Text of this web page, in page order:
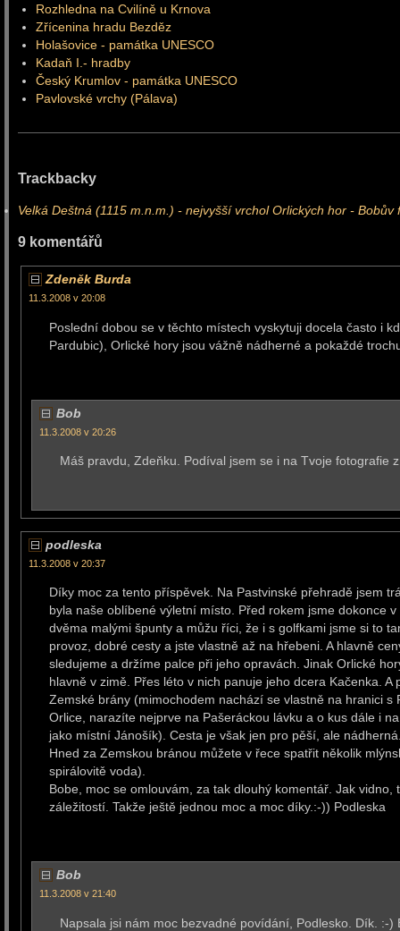
Rozhledna na Cvilíně u Krnova
Zřícenina hradu Bezděz
Holašovice - památka UNESCO
Kadaň I.- hradby
Český Krumlov - památka UNESCO
Pavlovské vrchy (Pálava)
Trackbacky
Velká Deštná (1115 m.n.m.) - nejvyšší vrchol Orlických hor - Bobův
9 komentářů
Zdeněk Burda
11.3.2008 v 20:08
Poslední dobou se v těchto místech vyskytuji docela často i
Pardubic), Orlické hory jsou vážně nádherné a pokaždé
Bob
11.3.2008 v 20:26
Máš pravdu, Zdeňku. Podíval jsem se i na Tvoje fotografie
podleska
11.3.2008 v 20:37
Díky moc za tento příspěvek. Na Pastvinské přehradě jsem
byla naše oblíbené výletní místo. Před rokem jsme dokonce
dvěma malými špunty a můžu říci, že i s golfkami jsme si to
provoz, dobré cesty a jste vlastně až na hřebeni. A hlavně
sledujeme a držíme palce při jeho opravách. Jinak Orlické
hlavně v zimě. Přes léto v nich panuje jeho dcera Kačenka.
Zemské brány (mimochodem nachází se vlastně na hranici
Orlice, narazíte nejprve na Pašeráckou lávku a o kus dále i
jako místní Jánošík). Cesta je však jen pro pěší, ale
Hned za Zemskou bránou můžete v řece spatřit několik
spirálovitě voda).
Bobe, moc se omlouvám, za tak dlouhý komentář. Jak
záležitostí. Takže ještě jednou moc a moc díky.:-)) Podleska
Bob
11.3.2008 v 21:40
Napsala jsi nám moc bezvadné povídání, Podlesko. Dík. :-)